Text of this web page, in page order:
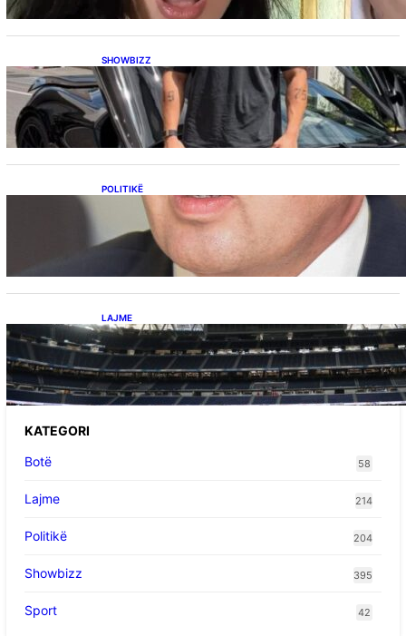
SHOWBIZZ
Ish-banori i Big Brother VIP Kosova, Eduart
Kuqi ua mbyll gojën kritikëve, publikon
dëshmi për supermakinën luksoze
POLITIKË
Përplasja VV-LDK për gazin amerikan,
Kërçeli i përgjigjet Hotit: “Mbrojeni LDK-në, jo
aleancën me SHBA-në”
LAJME
Ish-mesfushori i Real Madridit dhe
Argjentinës,shtrohet urgjentisht në spital pas
problemeve me zemrën, mungon në ndeshjet
e ardhshme
KATEGORI
Botë
58
Lajme 214
Politikë 204
Showbizz 395
Sport 42